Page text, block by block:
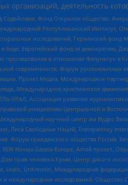
деятельность
Фонд Открытое общество,
Республиканский Институт,
исследований, Германский
беде, Европейский фонд за демократию,
в отношении Фалуньгун в
современности, Форум
Проект Медиа, Международное
Международное христианское
УРАЛ, Ассоциация развития
инициативы Центральной и
научный центр им Вудро
Лига Свободных Наций, Transparеncy
Форум гражданского общества
Novaja Gazeta-Europe, Алтай проект,
прав человека Крым, Центр дикого
Uralic, UnKremlin, Международная
международных исследований,